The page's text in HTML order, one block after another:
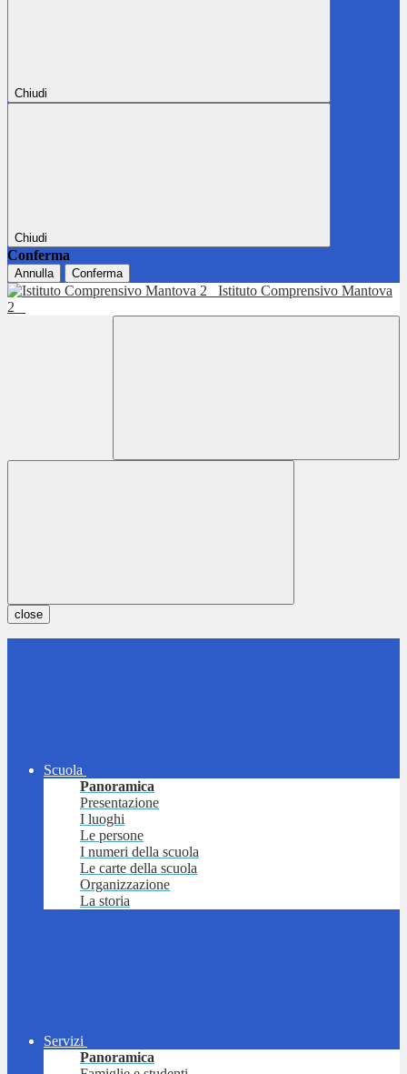
Chiudi
Chiudi
Conferma
Annulla Conferma
Istituto Comprensivo Mantova
2
close
Scuola
Panoramica
Presentazione
I luoghi
Le persone
I numeri della scuola
Le carte della scuola
Organizzazione
La storia
Servizi
Panoramica